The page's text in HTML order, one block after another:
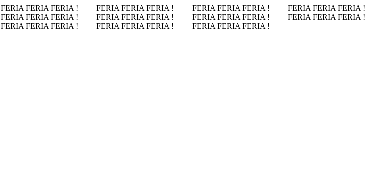
FERIA FERIA FERIA ! FERIA FERIA FERIA ! FERIA FERIA FERIA !
FERIA FERIA FERIA !
FERIA FERIA FERIA ! FERIA FERIA FERIA ! FERIA FERIA FERIA !
FERIA FERIA FERIA !
FERIA FERIA FERIA ! FERIA FERIA FERIA ! FERIA FERIA FERIA !